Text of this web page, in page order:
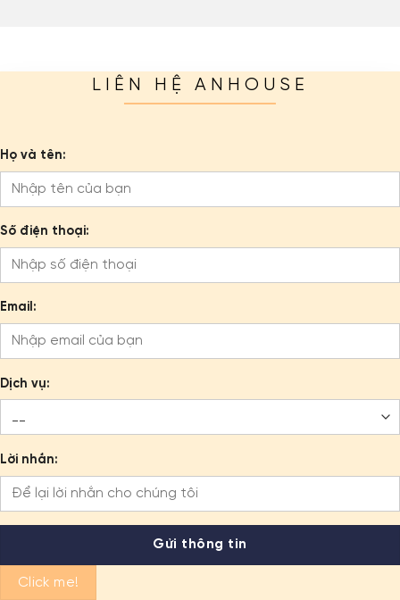
LIÊN HỆ ANHOUSE
Họ và tên:
Số điện thoại:
Email:
Dịch vụ:
Lời nhắn:
Click me!